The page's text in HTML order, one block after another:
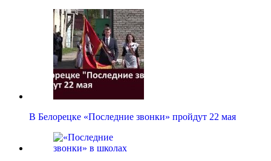
В Белорецке «Последние звонки» пройдут 22 мая